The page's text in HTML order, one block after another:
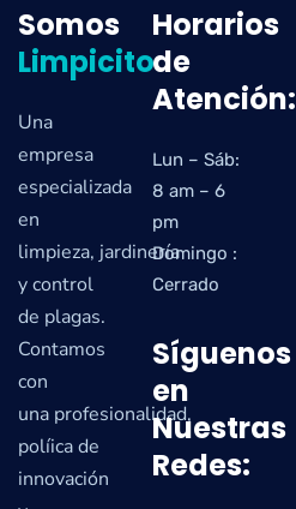
Somos
Limpicito
Una
empresa
especializada
en
limpieza, jardinería
y control
de plagas.
Contamos
con
una profesionalidad,
políica de
innovación
Horarios
de
Atención:
Lun – Sáb:
8 am – 6
pm
Domingo :
Cerrado
Síguenos
en
Nuestras
Redes: